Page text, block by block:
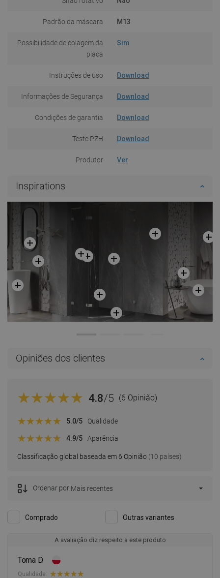
Padrão da máscara M13
Possibilidade de colagem da
placa
Sim
Instruções de uso Download
Informações de Segurança Download
Condições de garantia Download
Teste PZH Download
Produtor Ver
Inspirations
Opiniões dos clientes
4.8/5 (6 Opinião)
Classificação global baseada em 6 Opinião (10 países)
5.0/5 Qualidade
4.9/5 Aparência
Comprado Outras variantes
Ordenar por:Mais recentes
A avaliação diz respeito a este produto
Toma D.
Qualidade: